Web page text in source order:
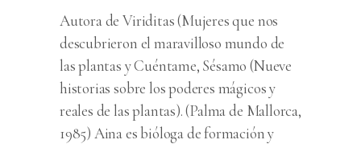
Autora de Viriditas (Mujeres que nos
descubrieron el maravilloso mundo de
las plantas y Cuéntame, Sésamo (Nueve
historias sobre los poderes mágicos y
reales de las plantas). (Palma de Mallorca,
1985) Aina es bióloga de formación y